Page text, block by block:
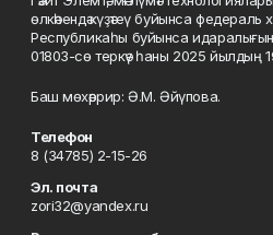
өлкәһендә күҙәтеү буйынса федераль
Республикаһы буйынса
01803-сө теркәү һаны 2025 йылдың
Баш мөхәррир: Ә.М. Әйүпова.
Телефон
8 (34785) 2-15-26
Эл. почта
zori32@yandex.ru